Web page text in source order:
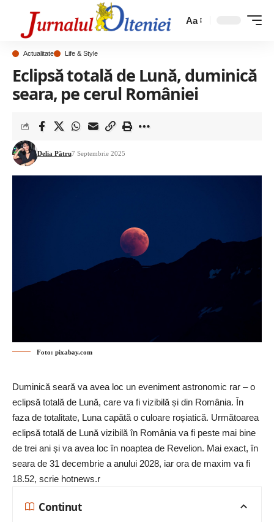
Aa
Actualitate Life & Style
Eclipsă totală de Lună, duminică
seara, pe cerul României
Delia Pătru7 Septembrie 2025
Foto: pixabay.com
Duminică seară va avea loc un eveniment astronomic rar – o
eclipsă totală de Lună, care va fi vizibilă și din România. În
faza de totalitate, Luna capătă o culoare roșiatică. Următoarea
eclipsă totală de Lună vizibilă în România va fi peste mai bine
de trei ani și va avea loc în noaptea de Revelion. Mai exact, în
seara de 31 decembrie a anului 2028, iar ora de maxim va fi
18.52, scrie hotnews.r
Continut